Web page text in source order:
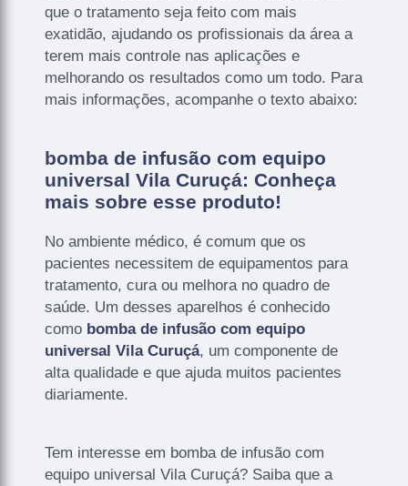
que o tratamento seja feito com mais
exatidão, ajudando os profissionais da área a
terem mais controle nas aplicações e
melhorando os resultados como um todo. Para
mais informações, acompanhe o texto abaixo:
bomba de infusão com equipo
universal Vila Curuçá: Conheça
mais sobre esse produto!
No ambiente médico, é comum que os
pacientes necessitem de equipamentos para
tratamento, cura ou melhora no quadro de
saúde. Um desses aparelhos é conhecido
como bomba de infusão com equipo
universal Vila Curuçá, um componente de
alta qualidade e que ajuda muitos pacientes
diariamente.
Tem interesse em bomba de infusão com
equipo universal Vila Curuçá? Saiba que a